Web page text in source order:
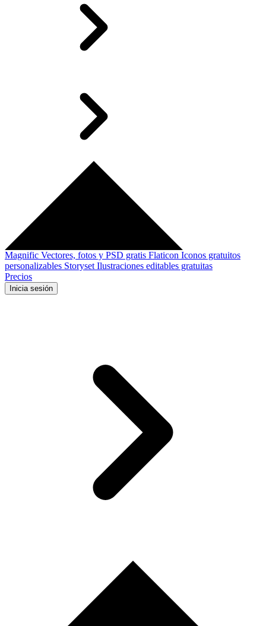
Magnific Vectores, fotos y PSD gratis Flaticon Iconos gratuitos
personalizables Storyset Ilustraciones editables gratuitas
Precios
Inicia sesión